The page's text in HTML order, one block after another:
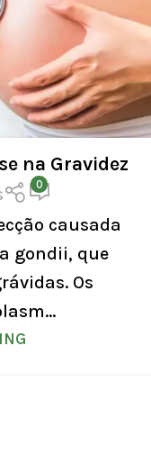
na Gravidez
0
causada
gondii, que
Os